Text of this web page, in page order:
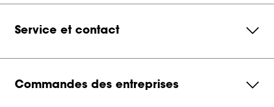
Service et contact
Commandes des entreprises